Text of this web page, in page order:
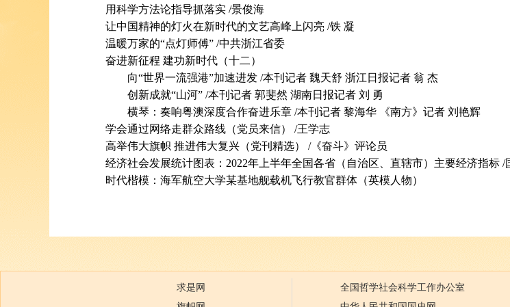
用科学方法论指导抓落实 /景俊海
让中国精神的灯火在新时代的文艺高峰上闪亮 /铁 凝
温暖万家的“点灯师傅” /中共浙江省委
奋进新征程 建功新时代（十二）
向“世界一流强港”加速进发 /本刊记者 魏天舒 浙江日报记者 翁 杰
创新成就“山河” /本刊记者 郭斐然 湖南日报记者 刘 勇
横琴：奏响粤澳深度合作奋进乐章 /本刊记者 黎海华 《南方》记者 刘艳辉
学会通过网络走群众路线（党员来信）
/王学志
高举伟大旗帜 推进伟大复兴（党刊精选）
/《奋斗》评论员
经济社会发展统计图表：2022年上半年全国各省（自治区、直辖市）主要经济指标 /
时代楷模：海军航空大学某基地舰载机飞行教官群体（英模人物）
求是网
全国哲学社会科学工作办公室